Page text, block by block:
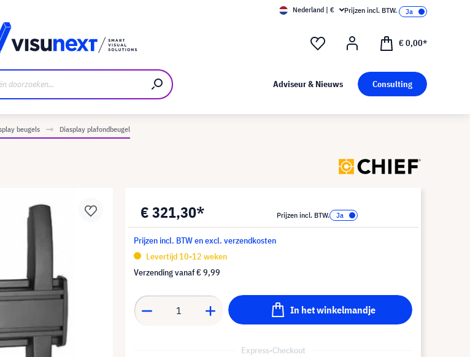
Nederland | € Prijzen incl. BTW.
€ 0,00*
Adviseur & Nieuws Consulting
beugels Diasplay plafondbeugel
€ 321,30* Prijzen incl. BTW.
Prijzen incl. BTW en excl. verzendkosten
Levertijd 10-12 weken
Verzending vanaf€ 9,99
In het winkelmandje
Express-Checkout